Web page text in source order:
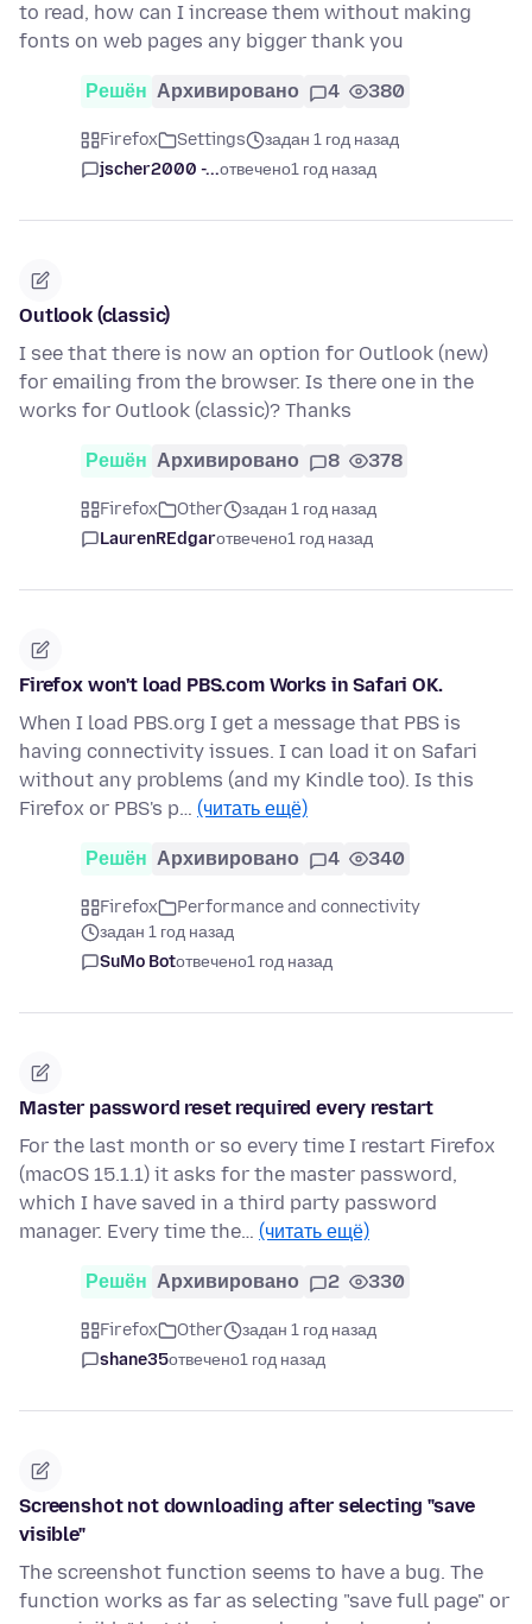
to read, how can I increase them without making
fonts on web pages any bigger thank you
Решён Архивировано 4 380
Firefox Settings
задан 1 год назад
jscher2000 -...отвечено1 год назад
Outlook (classic)
I see that there is now an option for Outlook (new)
for emailing from the browser. Is there one in the
works for Outlook (classic)? Thanks
Решён Архивировано 8 378
Firefox Other
задан 1 год назад
LaurenREdgarотвечено1 год назад
Firefox won't load PBS.com Works in Safari OK.
When I load PBS.org I get a message that PBS is
having connectivity issues. I can load it on Safari
without any problems (and my Kindle too). Is this
Firefox or PBS's p… (читать ещё)
Решён Архивировано 4 340
Firefox
Performance and connectivity
задан 1 год назад
SuMo Botотвечено1 год назад
Master password reset required every restart
For the last month or so every time I restart Firefox
(macOS 15.1.1) it asks for the master password,
which I have saved in a third party password
manager. Every time the… (читать ещё)
Решён Архивировано 2 330
Firefox Other
задан 1 год назад
shane35отвечено1 год назад
Screenshot not downloading after selecting "save
visible"
The screenshot function seems to have a bug. The
function works as far as selecting "save full page" or